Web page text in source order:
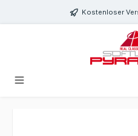
Zum Hauptinhalt springenKostenloser